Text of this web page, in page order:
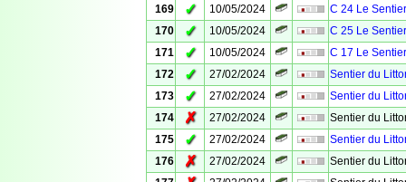
169
✓ 10/05/2024
C 24 Le
170
✓ 10/05/2024
C 25 Le
171
✓ 10/05/2024
C 17 Le
172
✓ 27/02/2024
Sentier du
173
✓ 27/02/2024
Sentier du
174
✗ 27/02/2024
Sentier du
175
✓ 27/02/2024
Sentier du
176
✗ 27/02/2024
Sentier du